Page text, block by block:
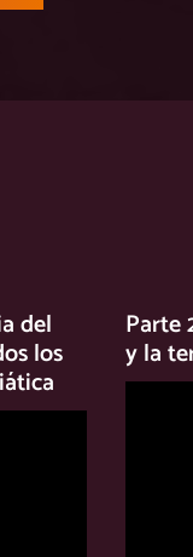
del
los
Parte
y la